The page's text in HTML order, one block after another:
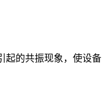
起的共振现象，使设备